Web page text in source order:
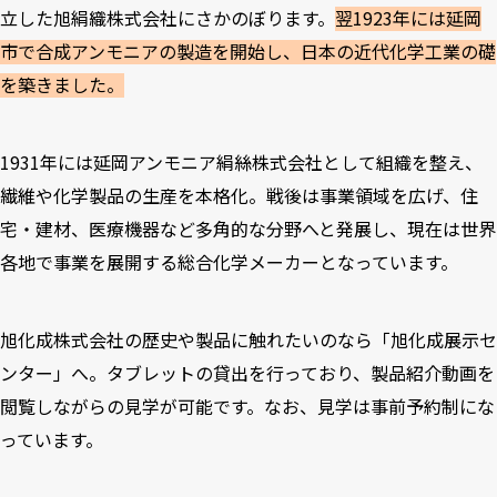
立した旭絹織株式会社にさかのぼります。 翌1923年には延岡
市で合成アンモニアの製造を開始し、日本の近代化学工業の礎
を築きました。
1931年には延岡アンモニア絹絲株式会社として組織を整え、
繊維や化学製品の生産を本格化。戦後は事業領域を広げ、住
宅・建材、医療機器など多角的な分野へと発展し、現在は世界
各地で事業を展開する総合化学メーカーとなっています。
旭化成株式会社の歴史や製品に触れたいのなら「旭化成展示セ
ンター」へ。タブレットの貸出を行っており、製品紹介動画を
閲覧しながらの見学が可能です。なお、見学は事前予約制にな
っています。